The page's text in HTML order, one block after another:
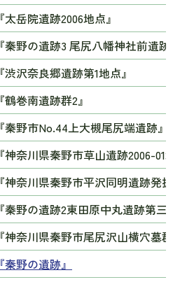
『太岳院遺跡2006地点』
『秦野の遺跡3 尾尻八幡神社前遺跡
『渋沢奈良郷遺跡第1地点』
『鶴巻南遺跡群2』
『秦野市No.44上大槻尾尻端遺跡』
『神奈川県秦野市草山遺跡2006-01
『神奈川県秦野市平沢同明遺跡発
『秦野の遺跡2東田原中丸遺跡第三
『神奈川県秦野市尾尻沢山横穴墓
『秦野の遺跡』